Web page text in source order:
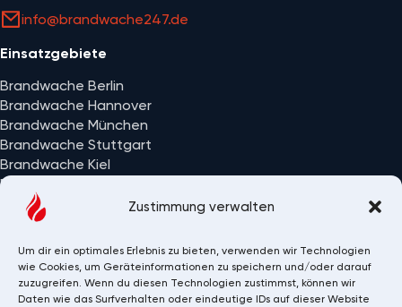
Zustimmung verwalten
Um dir ein optimales Erlebnis zu bieten, verwenden wir Technologien
wie Cookies, um Geräteinformationen zu speichern und/oder darauf
zuzugreifen. Wenn du diesen Technologien zustimmst, können wir
Daten wie das Surfverhalten oder eindeutige IDs auf dieser Website
info@brandwache247.de
Einsatzgebiete
Brandwache Berlin
Brandwache Hannover
Brandwache München
Brandwache Stuttgart
Brandwache Kiel
Brandwache Wiesbaden
Alle Einsatzorte